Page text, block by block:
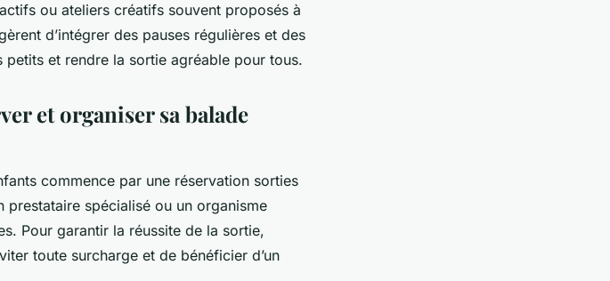
ou ateliers créatifs souvent proposés à
d’intégrer des pauses régulières et des
petits et rendre la sortie agréable pour tous.
et organiser sa balade
commence par une réservation sorties
prestataire spécialisé ou un organisme
Pour garantir la réussite de la sortie,
toute surcharge et de bénéficier d’un